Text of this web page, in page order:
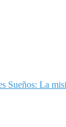
Sueños: La